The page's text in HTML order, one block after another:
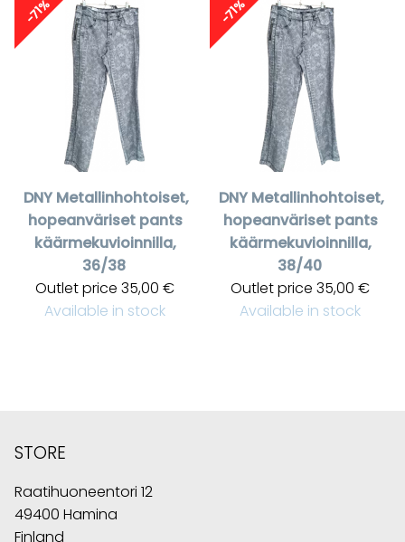
-71%
DNY Metallinhohtoiset,
hopeanväriset pants
käärmekuvioinnilla,
36/38
Outlet price 35,00 €
Available in stock
-71%
DNY Metallinhohtoiset,
hopeanväriset pants
käärmekuvioinnilla,
38/40
Outlet price 35,00 €
Available in stock
STORE
Raatihuoneentori 12
49400 Hamina
Finland